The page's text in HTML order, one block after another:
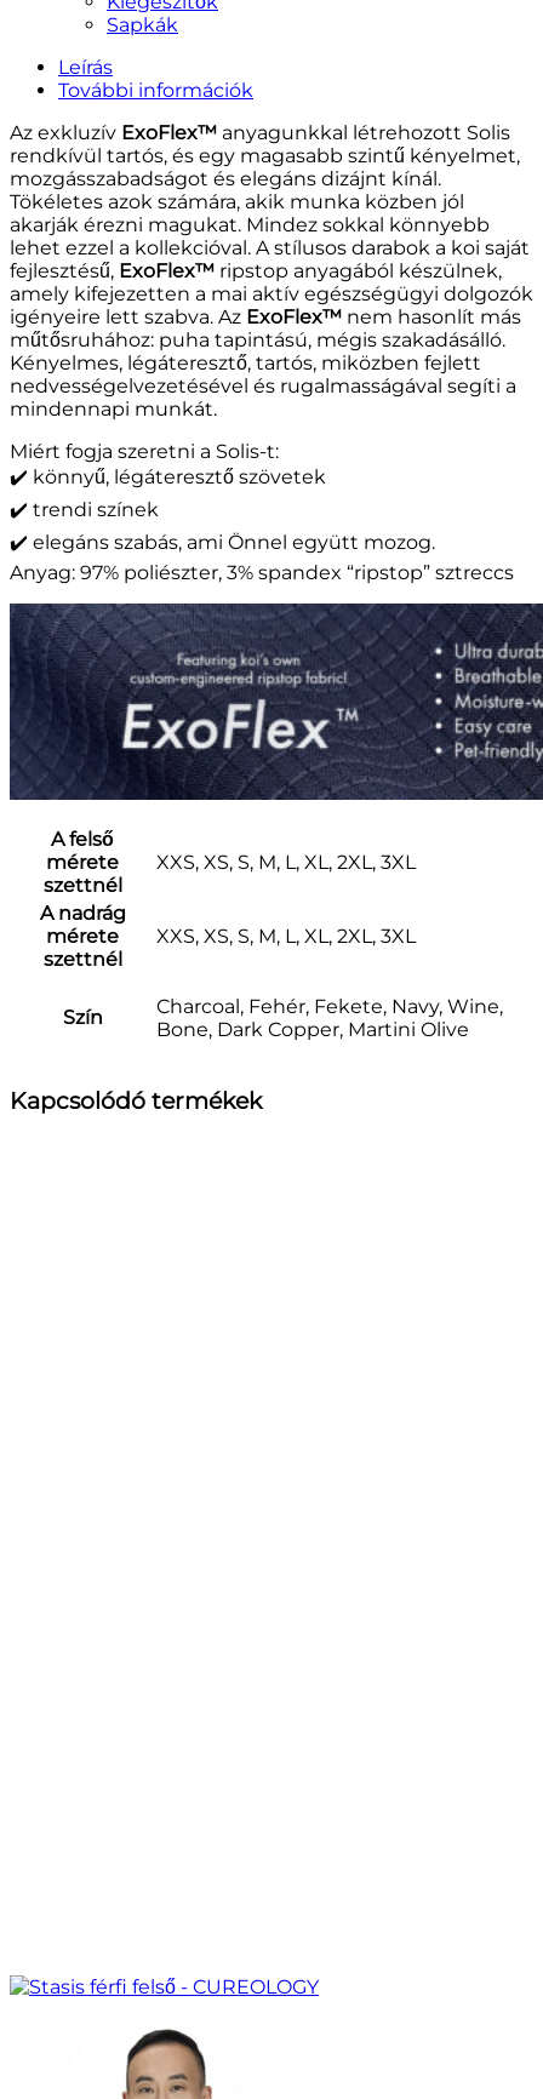
Sapkák
Leírás
További információk
Az exkluzív ExoFlex™ anyagunkkal létrehozott Solis
rendkívül tartós, és egy magasabb szintű kényelmet,
mozgásszabadságot és elegáns dizájnt kínál.
Tökéletes azok számára, akik munka közben jól
akarják érezni magukat. Mindez sokkal könnyebb
lehet ezzel a kollekcióval. A stílusos darabok a koi saját
fejlesztésű, ExoFlex™ ripstop anyagából készülnek,
amely kifejezetten a mai aktív egészségügyi dolgozók
igényeire lett szabva. Az ExoFlex™ nem hasonlít más
műtősruhához: puha tapintású, mégis szakadásálló.
Kényelmes, légáteresztő, tartós, miközben fejlett
nedvességelvezetésével és rugalmasságával segíti a
mindennapi munkát.
Miért fogja szeretni a Solis-t:
✔️ könnyű, légáteresztő szövetek
✔️ trendi színek
✔️ elegáns szabás, ami Önnel együtt mozog.
Anyag: 97% poliészter, 3% spandex “ripstop” sztreccs
A felső
mérete
szettnél
XXS, XS, S, M, L, XL, 2XL, 3XL
A nadrág
mérete
szettnél
XXS, XS, S, M, L, XL, 2XL, 3XL
Szín
Charcoal, Fehér, Fekete, Navy, Wine,
Bone, Dark Copper, Martini Olive
Kapcsolódó termékek